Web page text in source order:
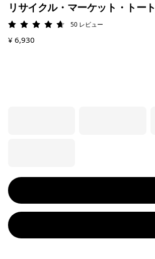
リサイクル・マーケット・トート
評価: 4.7 / 5
50 レビュー
¥ 6,930